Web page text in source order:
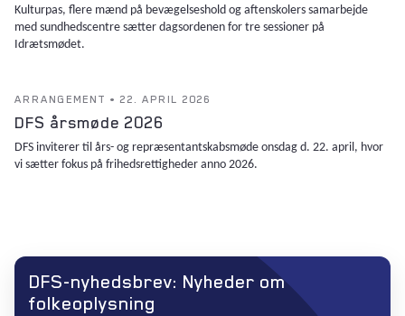
Kulturpas, flere mænd på bevægelseshold og aftenskolers samarbejde
med sundhedscentre sætter dagsordenen for tre sessioner på
Idrætsmødet.
ARRANGEMENT • 22. APRIL 2026
DFS årsmøde 2026
DFS inviterer til års- og repræsentantskabsmøde onsdag d. 22. april, hvor
vi sætter fokus på frihedsrettigheder anno 2026.
DFS-nyhedsbrev: Nyheder om
folkeoplysning